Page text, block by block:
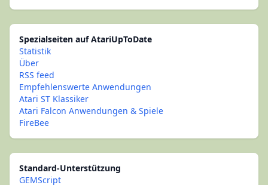
Spezialseiten auf AtariUpToDate
Statistik
Über
RSS feed
Empfehlenswerte Anwendungen
Atari ST Klassiker
Atari Falcon Anwendungen & Spiele
FireBee
Standard-Unterstützung
GEMScript